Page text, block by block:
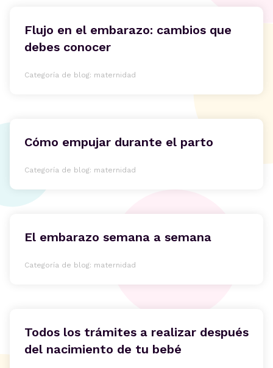
Flujo en el embarazo: cambios que
debes conocer
Categoría de blog: maternidad
Cómo empujar durante el parto
Categoría de blog: maternidad
El embarazo semana a semana
Categoría de blog: maternidad
Todos los trámites a realizar después
del nacimiento de tu bebé